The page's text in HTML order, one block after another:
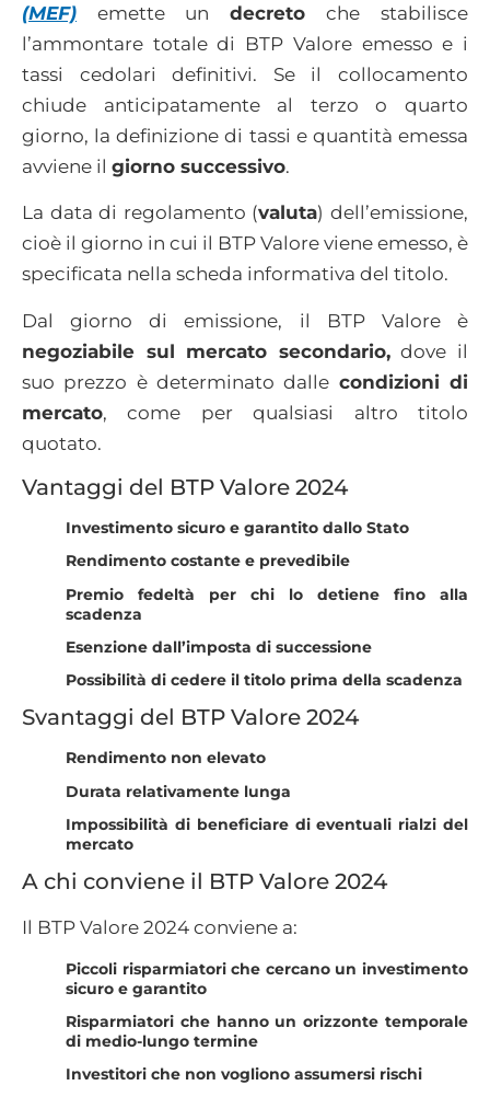
(MEF) emette un decretoche stabilisce
l’ammontare totale di BTP Valore emesso e i
tassi cedolari definitivi. Se il collocamento
chiude anticipatamente al terzo o quarto
giorno, la definizione di tassi e quantità emessa
avviene il giorno successivo.
La data di regolamento (valuta) dell’emissione,
cioè il giorno in cui il BTP Valore viene emesso, è
specificata nella scheda informativa del titolo.
Dal giorno di emissione, il BTP Valore è
negoziabile sul mercato secondario,dove il
suo prezzo è determinato dalle condizioni di
mercato, come per qualsiasi altro titolo
quotato.
Vantaggi del BTP Valore 2024
Investimento sicuro e garantito dallo Stato
Rendimento costante e prevedibile
Premio fedeltà per chi lo detiene fino alla
scadenza
Esenzione dall’imposta di successione
Possibilità di cedere il titolo prima della scadenza
Svantaggi del BTP Valore 2024
Rendimento non elevato
Durata relativamente lunga
Impossibilità di beneficiare di eventuali rialzi del
mercato
A chi conviene il BTP Valore 2024
Il BTP Valore 2024 conviene a:
Piccoli risparmiatori che cercano un investimento
sicuro e garantito
Risparmiatori che hanno un orizzonte temporale
di medio-lungo termine
Investitori che non vogliono assumersi rischi